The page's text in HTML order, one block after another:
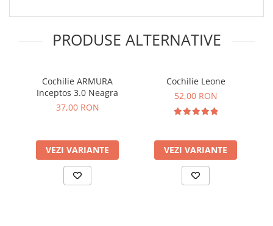
PRODUSE ALTERNATIVE
Cochilie ARMURA
Inceptos 3.0 Neagra
37,00 RON
VEZI VARIANTE
Cochilie Leone
52,00 RON
VEZI VARIANTE